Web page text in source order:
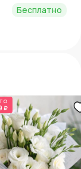
Бесплатно
₽